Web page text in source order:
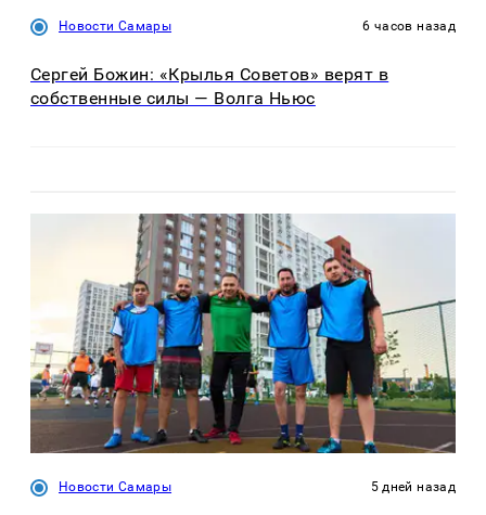
Новости Самары 6 часов назад
Сергей Божин: «Крылья Советов» верят в
собственные силы — Волга Ньюс
Новости Самары 5 дней назад